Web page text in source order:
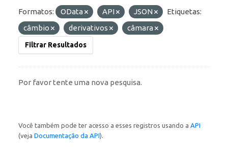
Formatos: OData API JSON
Etiquetas:
câmbio
derivativos câmara
Filtrar Resultados
Por favor tente uma nova pesquisa.
Você também pode ter acesso a esses registros usando a API
(veja Documentação da API).